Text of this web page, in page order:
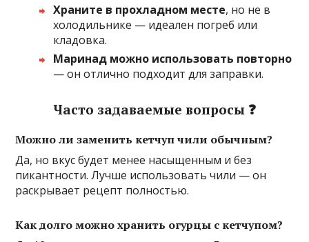
Храните в прохладном месте, но не в
холодильнике — идеален погреб или
кладовка.
Маринад можно использовать повторно
— он отлично подходит для заправки.
Часто задаваемые вопросы ❓
Можно ли заменить кетчуп чили обычным?
Да, но вкус будет менее насыщенным и без
пикантности. Лучше использовать чили — он
раскрывает рецепт полностью.
Как долго можно хранить огурцы с кетчупом?